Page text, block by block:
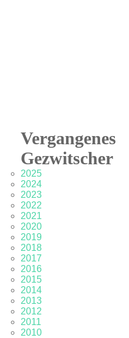
Vergangenes
Gezwitscher
2025
2024
2023
2022
2021
2020
2019
2018
2017
2016
2015
2014
2013
2012
2011
2010